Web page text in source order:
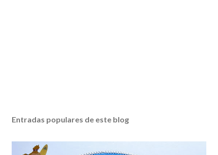
Entradas populares de este blog